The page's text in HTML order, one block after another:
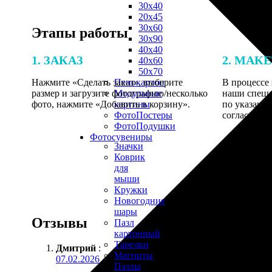
30х40
20х45
30х60
30х90
40х40
40х60
50х70
Пенокартон
Модульные
картины
ФотоПостеры
ФотоПодушки
Фотоcувениры
Значки
Коврик
для
мыши
Кружки
Новогодние
шары
Пазл
картонный
Тарелки
Магниты
Пазлы
Этапы работы
1. ЗАКАЗ
Нажмите «Сделать заказ», выберите
размер и загрузите фотографию/несколько
фото, нажмите «Добавить в корзину».
2.
В процессе
наши
по
Отзывы
Дмитрий :
07.02.2026